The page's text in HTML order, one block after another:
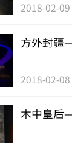
2018-02-09
方外封疆
2018-02-08
木中皇后